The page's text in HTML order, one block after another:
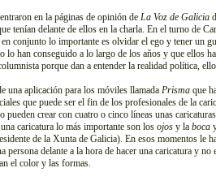
en la páginas de opinión de La Voz de Galicia
tenían delante de ellos en la charla. En el turno de
conjunto lo importante es olvidar el ego y tener un
lo han conseguido a lo largo de los años y que ellos
porque dan a entender la realidad política,
una aplicación para los móviles llamada Prisma que
que puede ser el fin de los profesionales de la
crear con cuatro o cinco líneas unas
caricatura lo más importante son los ojos y la boca
de la Xunta de Galicia). En esos momentos le
persona delante a la hora de hacer una caricatura y
el color y las formas.